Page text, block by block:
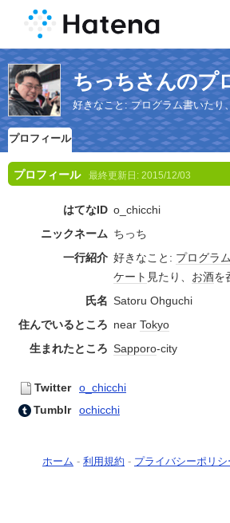
ちっちさんのプ
好きなこと: プログラム書いたり
プロフィール
プロフィール 最終更新日: 2015/12/03
はてなID o_chicchi
ニックネーム ちっち
一行紹介 好きなこと: プログラム
ケート 見たり、 お酒を
氏名 Satoru Ohguchi
住んでいるところ near Tokyo
生まれたところ Sapporo-city
Twitter
o_chicchi
Tumblr
ochicchi
ホーム - 利用規約 - プライバシーポリシ